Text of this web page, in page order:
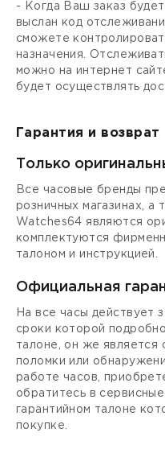
- Когда Ваш заказ
выслан код
сможете
назначения.
можно на интернет
будет осуществлять
Гарантия и возврат
Только
Все часовые бренды
розничных магазинах, а
Watches64 являются
комплектуются
талоном и инструкцией.
Официальная
На все часы действует
сроки которой
талоне, он же является
поломки или
работе часов,
обратитесь в
гарантийном талоне
покупке.